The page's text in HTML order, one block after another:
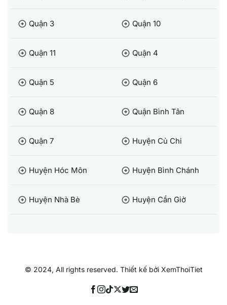
arrow_circle_right Quận 3 arrow_circle_right Quận 10
arrow_circle_right Quận 11 arrow_circle_right Quận 4
arrow_circle_right Quận 5 arrow_circle_right Quận 6
arrow_circle_right Quận 8 arrow_circle_right Quận Bình Tân
arrow_circle_right Quận 7 arrow_circle_right Huyện Củ Chi
arrow_circle_right Huyện Hóc Môn arrow_circle_right Huyện Bình Chánh
arrow_circle_right Huyện Nhà Bè arrow_circle_right Huyện Cần Giờ
© 2024, All rights reserved. Thiết kế bởi XemThoiTiet